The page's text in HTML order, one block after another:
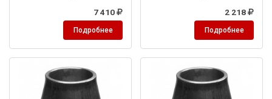
7 410
Подробнее
2 218
Подробнее